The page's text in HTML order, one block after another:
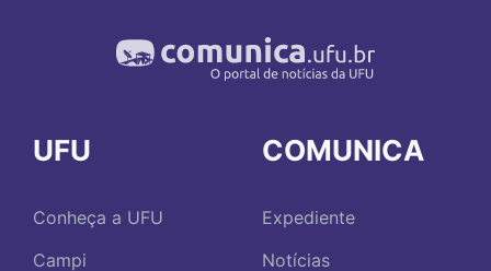
UFU
Conheça a UFU
Campi
COMUNICA
Expediente
Notícias